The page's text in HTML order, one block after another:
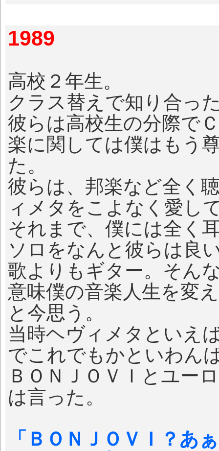
1989
高校２年生。
クラス替えで知り合っ
彼らは高校生の分際で
楽に関しては僕はもう
た。
彼らは、邦楽など全く
ィメタをこよなく愛し
それまで、僕には全く
ソロをなんと彼らは良
歌よりもギター。そん
意味僕の音楽人生を変
と今思う。
当時ヘヴィメタといえ
でこれでもかといわん
ＢＯＮＪＯＶＩとユー
は言った。
「ＢＯＮＪＯＶＩ？あ